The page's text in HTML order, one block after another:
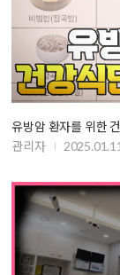
유방암 환자를 위한
관리자
2025.01.11